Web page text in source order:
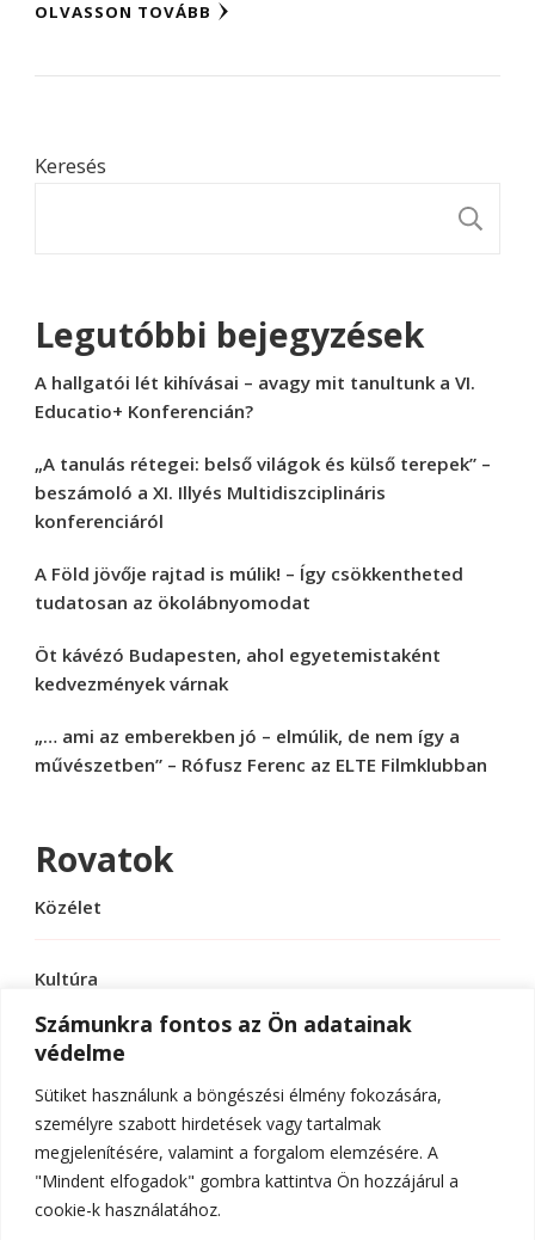
Számunkra fontos az Ön adatainak
védelme
Sütiket használunk a böngészési élmény fokozására,
személyre szabott hirdetések vagy tartalmak
megjelenítésére, valamint a forgalom elemzésére. A
"Mindent elfogadok" gombra kattintva Ön hozzájárul a
cookie-k használatához.
OLVASSON TOVÁBB
Keresés
Legutóbbi bejegyzések
A hallgatói lét kihívásai – avagy mit tanultunk a VI.
Educatio+ Konferencián?
„A tanulás rétegei: belső világok és külső terepek” –
beszámoló a XI. Illyés Multidiszciplináris
konferenciáról
A Föld jövője rajtad is múlik! – Így csökkentheted
tudatosan az ökolábnyomodat
Öt kávézó Budapesten, ahol egyetemistaként
kedvezmények várnak
„… ami az emberekben jó – elmúlik, de nem így a
művészetben” – Rófusz Ferenc az ELTE Filmklubban
Rovatok
Közélet
Kultúra
Sport
Tudomány